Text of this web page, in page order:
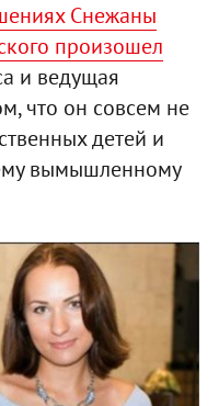
Снежаны
произошел
и ведущая
что он совсем не
детей и
вымышленному